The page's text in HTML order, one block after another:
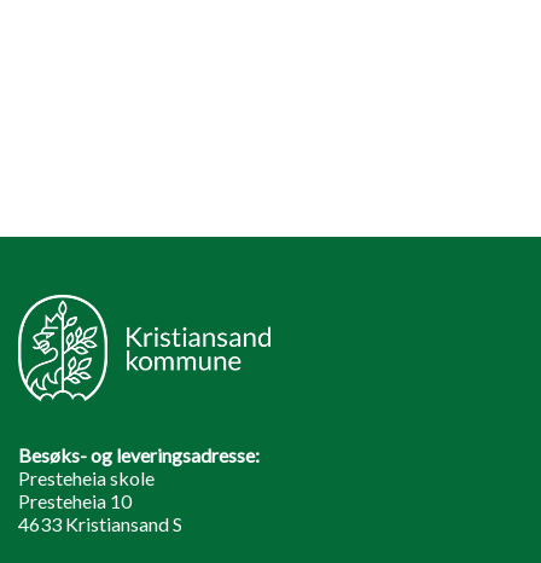
Besøks- og leveringsadresse:
Presteheia skole
Presteheia 10
4633 Kristiansand S